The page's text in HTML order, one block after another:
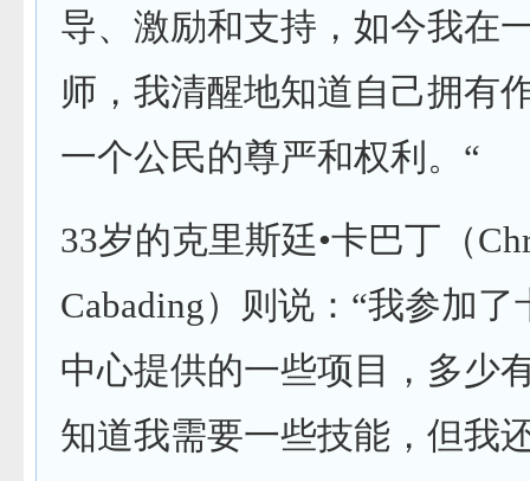
导、激励和支持，如今我在
师，我清醒地知道自己拥有
一个公民的尊严和权利。“
33岁的克里斯廷•卡巴丁（
Cabading）则说：“我参加
中心提供的一些项目，多少
知道我需要一些技能，但我